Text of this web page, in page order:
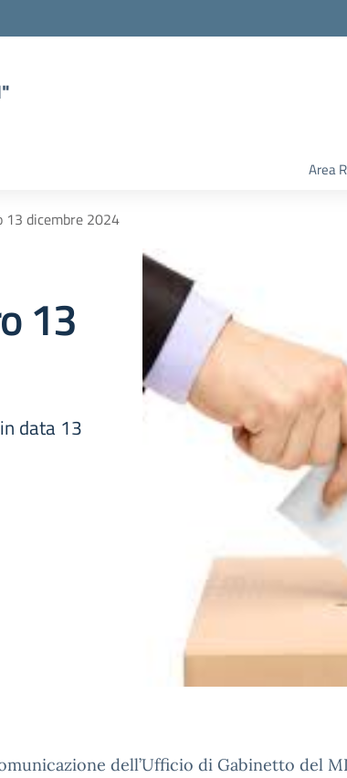
Area
13 dicembre 2024
13
data 13
dell’Ufficio di Gabinetto del